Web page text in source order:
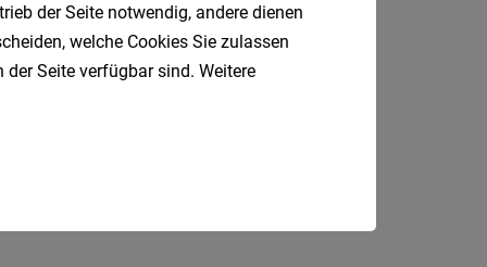
Mail.
der Seite notwendig, andere dienen
welche Cookies Sie zulassen
Seite verfügbar sind. Weitere